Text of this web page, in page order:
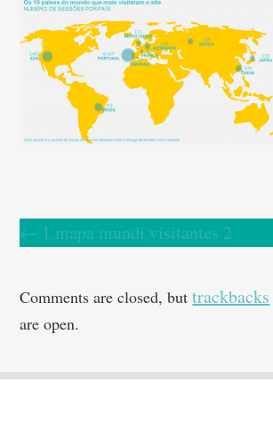
← 1.mapa mundi visitantes 2
Comments are closed, buttrackbacks
are open.